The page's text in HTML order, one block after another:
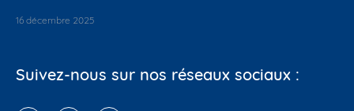
16 décembre 2025
Suivez-nous sur nos réseaux sociaux :